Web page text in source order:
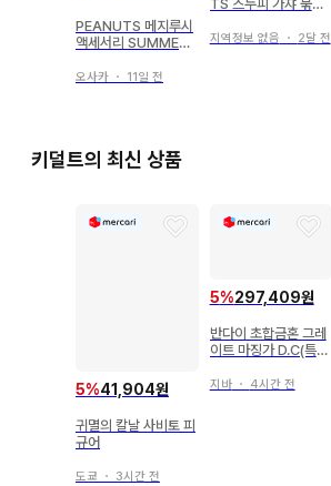
PEANUTS 메지루시
액세서리 SUMMER
오사카 ・ 11일 전
TS 스누피 가챠 묶음
지역정보 없음 ・ 2달 전
키덜트의 최신 상품
5%41,904원
귀멸의 칼날 사비토 피
규어
도쿄 ・ 3시간 전
5%297,409원
반다이 초합금혼 그레
이트 마징가 D.C(특전
지바・ 4시간 전